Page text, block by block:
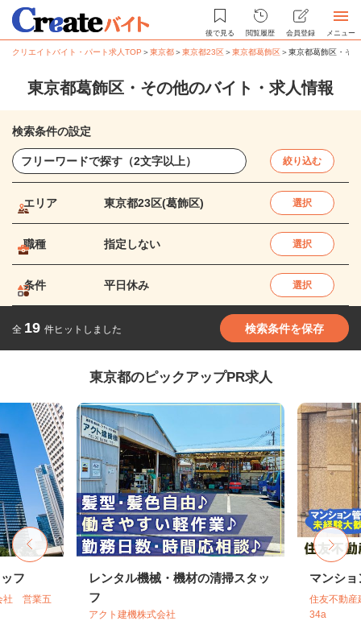
後で見る 閲覧履歴 会員登録 メニュー
クリエイトバイト・パート求人TOP ＞東京都＞東京都23区＞東京都葛飾区＞東京都葛飾区・そ
東京都葛飾区・その他のバイト・求人情報
検索条件の設定
絞り込む
エリア 東京都23区(葛飾区) 選択
職種 指定しない 選択
条件 平日休み 選択
全 19 件ヒットしました 検索条件を保存
東京都のピックアップPR求人
フ
社 営業五
レンタル機械・機材の清掃スタッ
フ
アクト建機株式会社
マンシ
住友不動産
34a